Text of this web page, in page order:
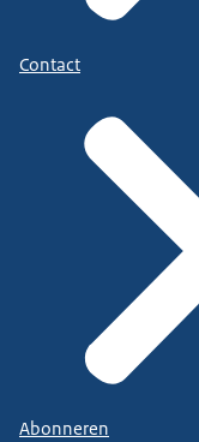
Contact
Abonneren